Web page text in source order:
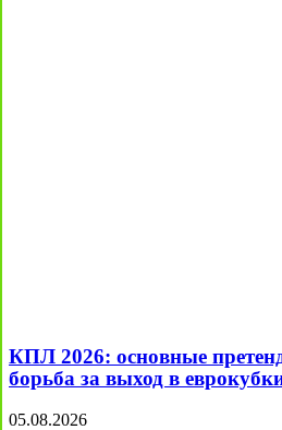
КПЛ 2026: основные
борьба за выход в
05.08.2026